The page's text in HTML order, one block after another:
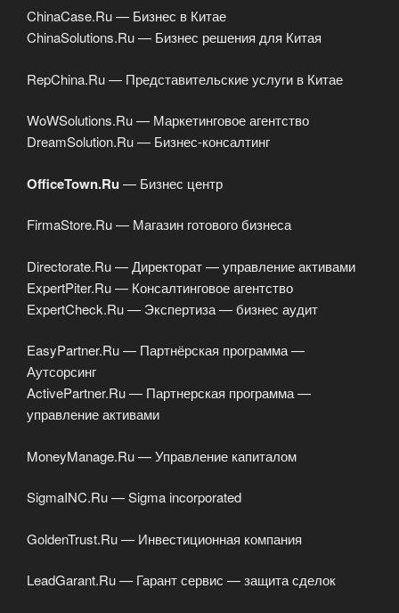
ChinaCase.Ru — Бизнес в Китае
ChinaSolutions.Ru — Бизнес решения для Китая
RepChina.Ru — Представительские услуги в Китае
WoWSolutions.Ru — Маркетинговое агентство
DreamSolution.Ru — Бизнес-консалтинг
OfficeTown.Ru — Бизнес центр
FirmaStore.Ru — Магазин готового бизнеса
Directorate.Ru — Директорат — управление активами
ExpertPiter.Ru — Консалтинговое агентство
ExpertCheck.Ru — Экспертиза — бизнес аудит
EasyPartner.Ru — Партнёрская программа —
Аутсорсинг
ActivePartner.Ru — Партнерская программа —
управление активами
MoneyManage.Ru — Управление капиталом
SigmaINC.Ru — Sigma incorporated
GoldenTrust.Ru — Инвестиционная компания
LeadGarant.Ru — Гарант сервис — защита сделок